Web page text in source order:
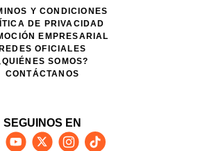
Y CONDICIONES
DE PRIVACIDAD
EMPRESARIAL
REDES OFICIALES
SOMOS?
CONTÁCTANOS
SEGUINOS EN